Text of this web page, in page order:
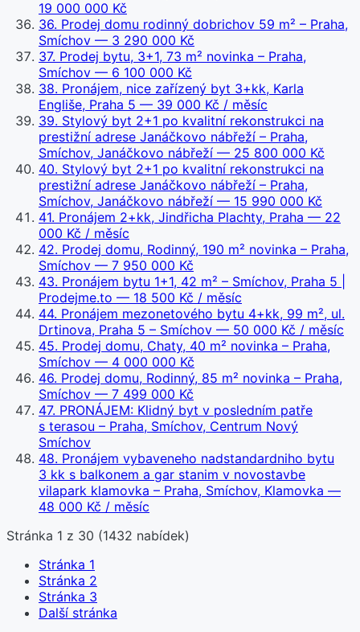
19 000 000 Kč
36. Prodej domu rodinný dobrichov 59 m² – Praha,
Smíchov — 3 290 000 Kč
37. Prodej bytu, 3+1, 73 m² novinka – Praha,
Smíchov — 6 100 000 Kč
38. Pronájem, nice zařízený byt 3+kk, Karla
Engliše, Praha 5 — 39 000 Kč / měsíc
39. Stylový byt 2+1 po kvalitní rekonstrukci na
prestižní adrese Janáčkovo nábřeží – Praha,
Smíchov, Janáčkovo nábřeží — 25 800 000 Kč
40. Stylový byt 2+1 po kvalitní rekonstrukci na
prestižní adrese Janáčkovo nábřeží – Praha,
Smíchov, Janáčkovo nábřeží — 15 990 000 Kč
41. Pronájem 2+kk, Jindřicha Plachty, Praha — 22
000 Kč / měsíc
42. Prodej domu, Rodinný, 190 m² novinka – Praha,
Smíchov — 7 950 000 Kč
43. Pronájem bytu 1+1, 42 m² – Smíchov, Praha 5 |
Prodejme.to — 18 500 Kč / měsíc
44. Pronájem mezonetového bytu 4+kk, 99 m², ul.
Drtinova, Praha 5 – Smíchov — 50 000 Kč / měsíc
45. Prodej domu, Chaty, 40 m² novinka – Praha,
Smíchov — 4 000 000 Kč
46. Prodej domu, Rodinný, 85 m² novinka – Praha,
Smíchov — 7 499 000 Kč
47. PRONÁJEM: Klidný byt v posledním patře
s terasou – Praha, Smíchov, Centrum Nový
Smíchov
48. Pronájem vybaveneho nadstandardniho bytu
3 kk s balkonem a gar stanim v novostavbe
vilapark klamovka – Praha, Smíchov, Klamovka —
48 000 Kč / měsíc
Stránka 1 z 30 (1432 nabídek)
Stránka 1
Stránka 2
Stránka 3
Další stránka